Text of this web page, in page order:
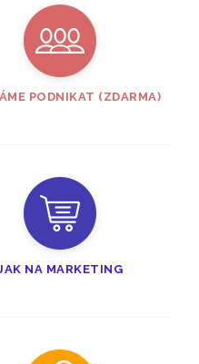
PODNIKAT (ZDARMA)
NA MARKETING